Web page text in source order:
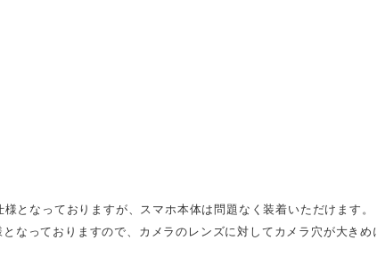
なっておりますが、スマホ本体は問題なく装着いただけます。
なっておりますので、カメラのレンズに対してカメラ穴が大きめ